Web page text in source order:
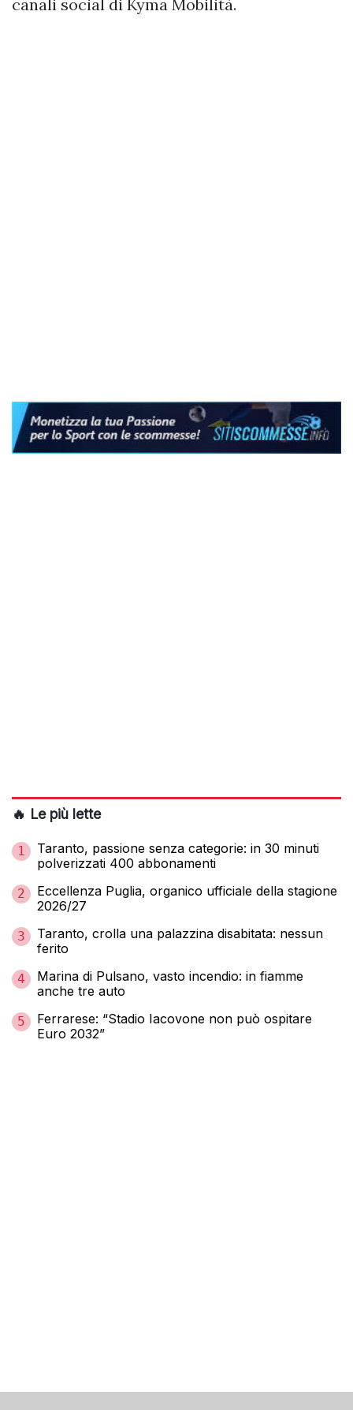
canali social di Kyma Mobilità.
🔥 Le più lette
1
Taranto, passione senza categorie: in 30 minuti
polverizzati 400 abbonamenti
2
Eccellenza Puglia, organico ufficiale della stagione
2026/27
3
Taranto, crolla una palazzina disabitata: nessun
ferito
4
Marina di Pulsano, vasto incendio: in fiamme
anche tre auto
5
Ferrarese: “Stadio Iacovone non può ospitare
Euro 2032”